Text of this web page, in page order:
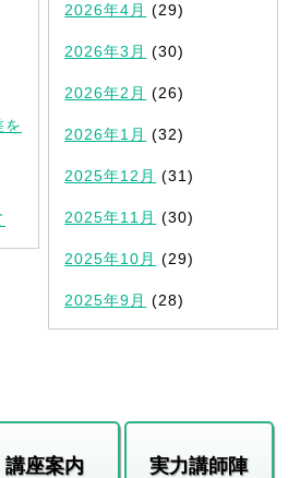
を
2026年4月 (29)
2026年3月 (30)
2026年2月 (26)
2026年1月 (32)
2025年12月 (31)
2025年11月 (30)
2025年10月 (29)
2025年9月 (28)
講座案内 実力講師陣